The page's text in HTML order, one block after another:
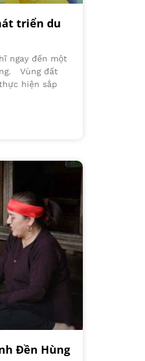
triển du
ngay đến một
Vùng đất
hiện sắp
Đền Hùng